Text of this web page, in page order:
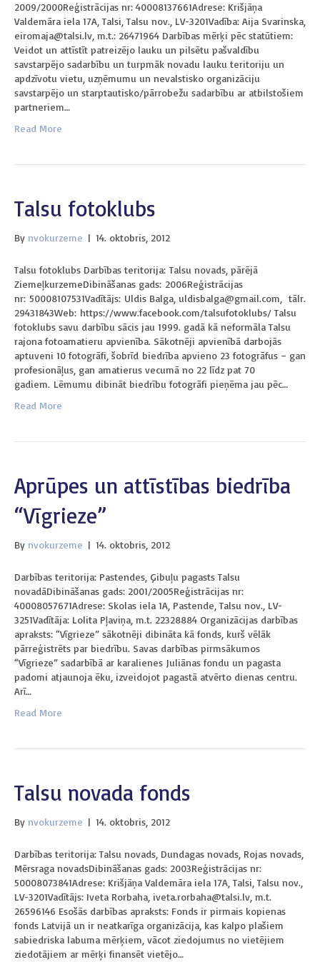
2009/2000Reģistrācijas nr: 40008137661Adrese: Krišjāņa
Valdemāra iela 17A, Talsi, Talsu nov., LV-3201Vadība: Aija Svarinska,
eiromaja@talsi.lv, m.t.: 26471964 Darbības mērķi pēc statūtiem:
Veidot un attīstīt patreizējo lauku un pilsētu pašvaldību
savstarpējo sadarbību un turpmāk novadu lauku teritoriju un
apdzīvotu vietu, uzņēmumu un nevalstisko organizāciju
savstarpējo un starptautisko/pārrobežu sadarbību ar atbilstošiem
partneriem…
Read More
Talsu fotoklubs
By nvokurzeme | 14. oktobris, 2012
Talsu fotoklubs Darbības teritorija: Talsu novads, pārējā
ZiemeļkurzemeDibināšanas gads: 2006Reģistrācijas
nr: 50008107531Vadītājs: Uldis Balga, uldisbalga@gmail.com, tālr.
29431843Web: https://www.facebook.com/talsufotoklubs/ Talsu
fotoklubs savu darbību sācis jau 1999. gadā kā neformāla Talsu
rajona fotoamatieru apvienība. Sākotnēji apvienībā darbojās
aptuveni 10 fotogrāfi, šobrīd biedrība apvieno 23 fotogrāfus – gan
profesionāļus, gan amatierus vecumā no 22 līdz pat 70
gadiem. Lēmumu dibināt biedrību fotogrāfi pieņēma jau pēc…
Read More
Aprūpes un attīstības biedrība
“Vīgrieze”
By nvokurzeme | 14. oktobris, 2012
Darbības teritorija: Pastendes, Ģibuļu pagasts Talsu
novadāDibināšanas gads: 2001/2005Reģistrācijas nr:
40008057671Adrese: Skolas iela 1A, Pastende, Talsu nov., LV-
3251Vadītāja: Lolita Pļaviņa, m.t. 22328884 Organizācijas darbības
apraksts: “Vīgrieze” sākotnēji dibināta kā fonds, kurš vēlāk
pārreģistrēts par biedrību. Savas darbības pirmsākumos
“Vīgrieze” sadarbībā ar karalienes Juliānas fondu un pagasta
padomi atjaunoja ēku, izveidojot pagastā atvērto dienas centru.
Arī…
Read More
Talsu novada fonds
By nvokurzeme | 14. oktobris, 2012
Darbības teritorija: Talsu novads, Dundagas novads, Rojas novads,
Mērsraga novadsDibināšanas gads: 2003Reģistrācijas nr:
50008073841Adrese: Krišjāņa Valdemāra iela 17A, Talsi, Talsu nov.,
LV-3201Vadītājs: Iveta Rorbaha, iveta.rorbaha@talsi.lv, m.t.
26596146 Esošās darbības apraksts: Fonds ir pirmais kopienas
fonds Latvijā un ir neatkarīga organizācija, kas kalpo plašiem
sabiedriska labuma mērķiem, vācot ziedojumus no vietējiem
ziedotājiem ar mērķi finansēt vietējo…